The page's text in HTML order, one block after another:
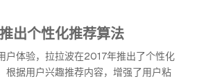
出个性化推荐算法
户体验，拉拉波在2017年推出了个性化
根据用户兴趣推荐内容，增强了用户粘